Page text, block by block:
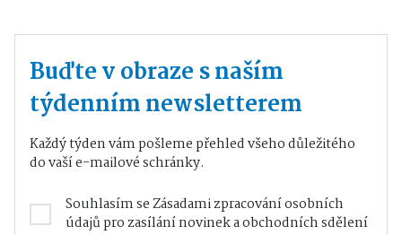
Buďte v obraze s naším
týdenním newsletterem
Každý týden vám pošleme přehled všeho důležitého
do vaší e-mailové schránky.
Souhlasím seZásadami zpracování osobních
údajůpro zasílání novinek a obchodních sdělení